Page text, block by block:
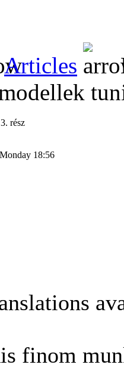
Articles
rész
18:56
finom